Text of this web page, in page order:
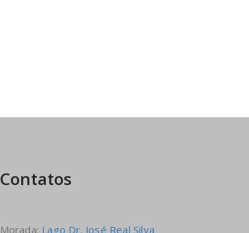
Contatos
Morada: Lago Dr. José Real Silva